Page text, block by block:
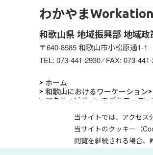
わかやま
和歌山県 地域振興部 地域
〒640-8585 和歌山市小松原通1-1
TEL: 073-441-2930⁄ FAX: 073-
ホーム
和歌山におけるワーケーション
アクティビティ
モデルコース
当サイトでは、アクセス
当サイトのクッキー（
閲覧を継続される場合、